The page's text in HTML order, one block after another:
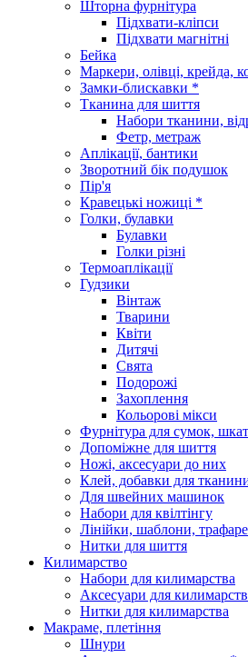
Шторна фурнітура
Підхвати-кліпси
Підхвати магнітні
Бейка
Маркери, олівці, крейда,
Замки-блискавки *
Тканина для шиття
Набори тканини,
Фетр, метраж
Аплікації, бантики
Зворотний бік подушок
Пір'я
Кравецькі ножиці *
Голки, булавки
Булавки
Голки різні
Термоаплікації
Гудзики
Вінтаж
Тварини
Квіти
Дитячі
Свята
Подорожі
Захоплення
Кольорові мікси
Фурнітура для сумок,
Допоміжне для шиття
Ножі, аксесуари до них
Клей, добавки для
Для швейних машинок
Набори для квілтінгу
Лінійки, шаблони,
Нитки для шиття
Килимарство
Набори для килимарства
Аксесуари для
Нитки для килимарства
Макраме, плетіння
Шнури